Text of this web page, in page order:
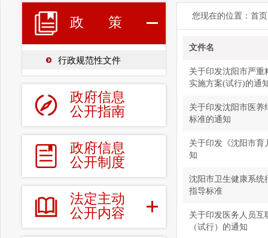
政 策
行政规范性文件
政府信息
公开指南
政府信息
公开制度
法定主动
公开内容
您现在的位置： 首页
文件名
关于印发沈阳市严重
实施方案(试行)的通
关于印发沈阳市医养
标准的通知
关于印发《沈阳市育
知
沈阳市卫生健康系统
指导标准
关于印发医务人员互
（试行）的通知